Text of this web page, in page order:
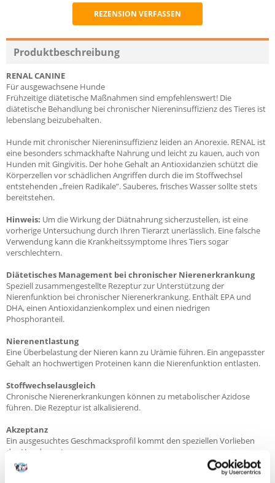
Recommend
REZENSION VERFASSEN
Produktbeschreibung
RENAL CANINE
Für ausgewachsene Hunde
Frühzeitige diätetische Maßnahmen sind empfehlenswert! Die
diätetische Behandlung bei chronischer Niereninsuffizienz des Tieres ist
lebenslang beizubehalten.
Hunde mit chronischer Niereninsuffizienz leiden an Anorexie. RENAL ist
eine besonders schmackhafte Nahrung und leicht zu kauen, auch von
Hunden mit Gingivitis. Der hohe Gehalt an Antioxidanzien schützt die
Körperzellen vor schädlichen Angriffen durch die im Stoffwechsel
entstehenden „freien Radikale”. Sauberes, frisches Wasser sollte stets
bereitstehen.
Hinweis: Um die Wirkung der Diätnahrung sicherzustellen, ist eine
vorherige Untersuchung durch Ihren Tierarzt unerlässlich. Eine falsche
Verwendung kann die Krankheitssymptome Ihres Tiers sogar
verschlechtern.
Diätetisches Management bei chronischer Nierenerkrankung
Speziell zusammengestellte Rezeptur zur Unterstützung der
Nierenfunktion bei chronischer Nierenerkrankung. Enthält EPA und
DHA, einen Antioxidanzienkomplex und einen niedrigen
Phosphoranteil.
Nierenentlastung
Eine Überbelastung der Nieren kann zu Urämie führen. Ein angepasster
Gehalt an hochwertigen Proteinen kann die Nierenfunktion entlasten.
Stoffwechselausgleich
Chronische Nierenerkrankungen können zu metabolischer Azidose
führen. Die Rezeptur ist alkalisierend.
Akzeptanz
Ein ausgesuchtes Geschmacksprofil kommt den speziellen Vorlieben
des Hundes entgegen.
Indikationen